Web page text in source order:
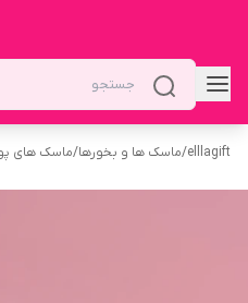
elllagift
/ماسک ها و بخورها/ماسک های